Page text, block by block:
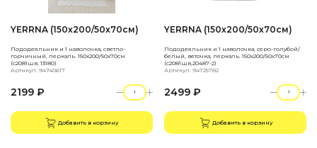
YERRNA (150х200/50х70см)
Пододеяльник и 1 наволочка, светло-
горчичный, перкаль. 150х200/50х70см
(с2081шв, 13180)
Артикул: 94740617
2199 ₽
Добавить в корзину
YERRNA (150х200/50х70см)
Пододеяльник и 1 наволочка, серо-голубой/
белый, веточка, перкаль. 150х200/50х70см
(с2081шв,20487-2)
Артикул: 94725782
2499 ₽
Добавить в корзину